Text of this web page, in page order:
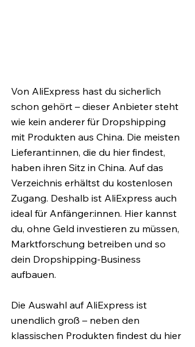
Von AliExpress hast du sicherlich
schon gehört – dieser Anbieter steht
wie kein anderer für Dropshipping
mit Produkten aus China. Die meisten
Lieferant:innen, die du hier findest,
haben ihren Sitz in China. Auf das
Verzeichnis erhältst du kostenlosen
Zugang. Deshalb ist AliExpress auch
ideal für Anfänger:innen. Hier kannst
du, ohne Geld investieren zu müssen,
Marktforschung betreiben und so
dein Dropshipping-Business
aufbauen.
Die Auswahl auf AliExpress ist
unendlich groß – neben den
klassischen Produkten findest du hier